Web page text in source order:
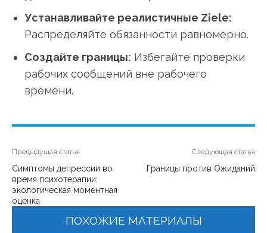
Устанавливайте реалистичные Ziele:
Распределяйте обязанности равномерно.
Создайте границы: Избегайте проверки
рабочих сообщений вне рабочего
времени.
Предыдущая статья
Симптомы депрессии во
время психотерапии:
экологическая моментная
оценка
Следующая статья
Границы против Ожиданий
ПОХОЖИЕ МАТЕРИАЛЫ